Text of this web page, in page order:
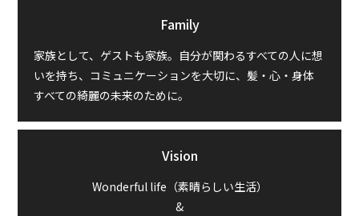
Family
家族として、ゲストも家族。自分が関わるすべての人に想
いを持ち、コミュニケーションを大切に、髪・心・身体
すべての綺麗の未来のために。
Vision
Wonderful life（素晴らしい生活）
&